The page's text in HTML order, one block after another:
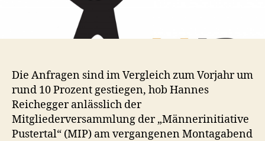
Die Anfragen sind im Vergleich zum Vorjahr um
rund 10 Prozent gestiegen, hob Hannes
Reichegger anlässlich der
Mitgliederversammlung der „Männerinitiative
Pustertal“ (MIP) am vergangenen Montagabend